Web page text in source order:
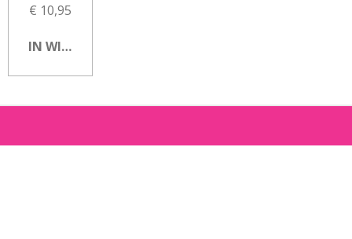
€ 10,95
IN WINKELWAGEN